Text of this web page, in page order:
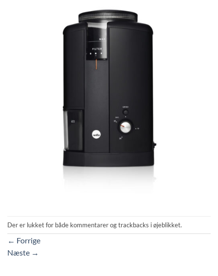
Der er lukket for både kommentarer og trackbacks i øjeblikket.
← Forrige
Næste →